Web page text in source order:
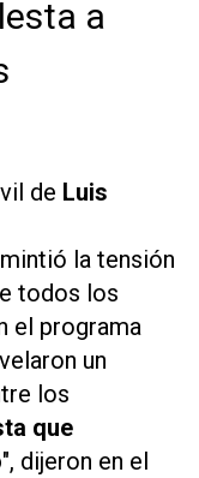
a
de Luis
la tensión
todos los
el programa
un
los
que
", dijeron en el